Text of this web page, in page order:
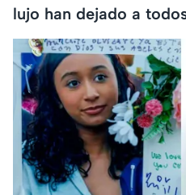
lujo han dejado a